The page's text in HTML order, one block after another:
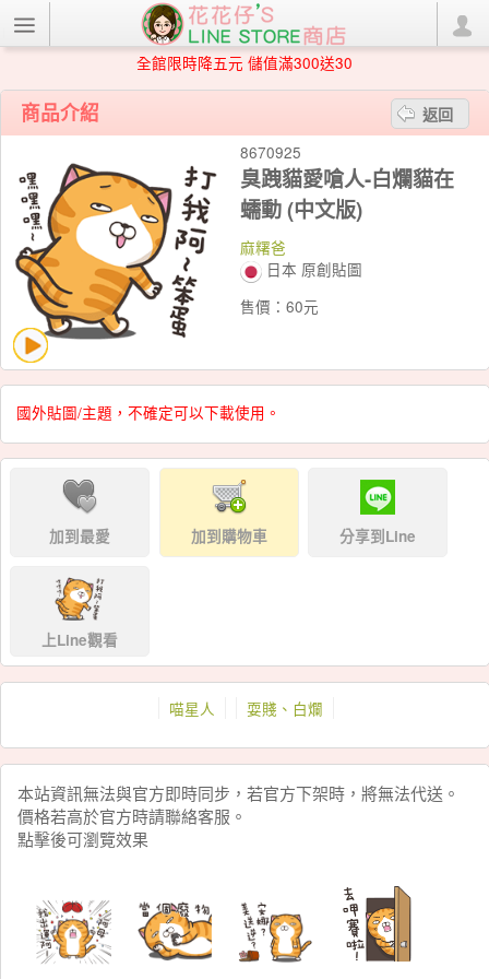
全館限時降五元 儲值滿300送30
商品介紹
返回
8670925
臭跩貓愛嗆人-白爛貓在
蠕動 (中文版)
麻糬爸
日本 原創貼圖
售價：60元
國外貼圖/主題，不確定可以下載使用。
加到最愛 加到購物車 分享到Line
上Line觀看
喵星人 耍賤、白爛
本站資訊無法與官方即時同步，若官方下架時，將無法代送。
價格若高於官方時請聯絡客服。
點擊後可瀏覽效果